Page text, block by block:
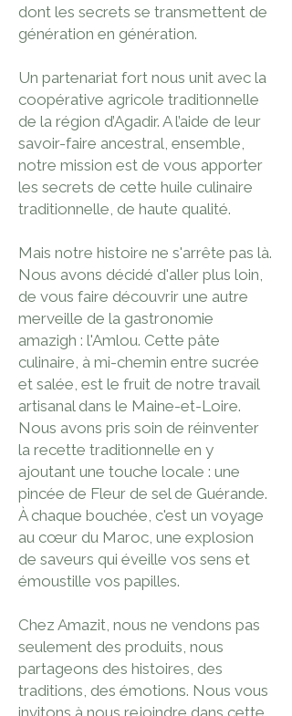
dont les secrets se transmettent de
génération en génération.
Un partenariat fort nous unit avec la
coopérative agricole traditionnelle
de la région d’Agadir. A l’aide de leur
savoir-faire ancestral, ensemble,
notre mission est de vous apporter
les secrets de cette huile culinaire
traditionnelle, de haute qualité.
Mais notre histoire ne s'arrête pas là.
Nous avons décidé d'aller plus loin,
de vous faire découvrir une autre
merveille de la gastronomie
amazigh : l'Amlou. Cette pâte
culinaire, à mi-chemin entre sucrée
et salée, est le fruit de notre travail
artisanal dans le Maine-et-Loire.
Nous avons pris soin de réinventer
la recette traditionnelle en y
ajoutant une touche locale : une
pincée de Fleur de sel de Guérande.
À chaque bouchée, c'est un voyage
au cœur du Maroc, une explosion
de saveurs qui éveille vos sens et
émoustille vos papilles.
Chez Amazit, nous ne vendons pas
seulement des produits, nous
partageons des histoires, des
traditions, des émotions. Nous vous
invitons à nous rejoindre dans cette